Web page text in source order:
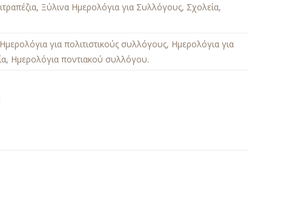
, Ξύλινα Ημερολόγια για Συλλόγους, Σχολεία,
Ημερολόγια για πολιτιστικούς συλλόγους, Ημερολόγια για
, Ημερολόγια ποντιακού συλλόγου.